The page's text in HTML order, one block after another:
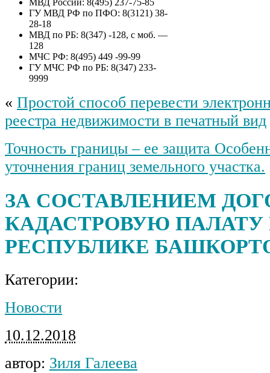
приватизации муниципального
имущества сельского поселения
Гафуровский сельсовет
муниципального района
Туймазинский район
Республики Башкортостан –
объект незавершенного
строительства, степенью
номером 02:46:100601:213, с
земельным участком общей
площадью 3672 кв.м., с
02:46:100601:5, расположенное
по адресу: Республика
Башкортостан, муниципальный
сельсовет д. Никитинка ул.
МВД России: 8(495) 237-75-85
ГУ МВД РФ по ПФО: 8(3121) 38-
28-18
МВД по РБ: 8(347) -128, с моб. —
128
МЧС РФ: 8(495) 449 -99-99
ГУ МЧС РФ по РБ: 8(347) 233-
9999
« Простой способ перевести
реестра недвижимости в печатный вид
Точность границы – ее защита
уточнения границ земельного участка.
ЗА СОСТАВЛЕНИЕМ
КАДАСТРОВУЮ ПАЛАТУ
РЕСПУБЛИКЕ
Категории:
Новости
10.12.2018
автор: Зиля Галеева